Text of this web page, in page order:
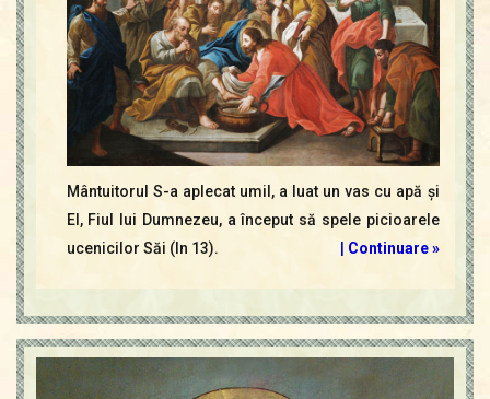
Mântuitorul S-a aplecat umil, a luat un vas cu apă şi
El, Fiul lui Dumnezeu, a început să spele picioarele
ucenicilor Săi (In 13).
Continuare »